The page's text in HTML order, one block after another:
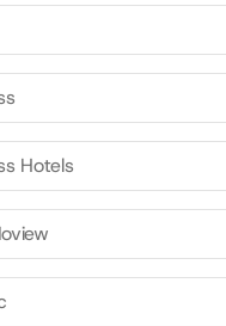
Hotels